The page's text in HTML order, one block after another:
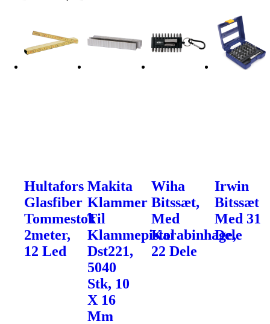
Hultafors
Glasfiber
Tommestok
2meter,
12 Led
Makita
Klammer
Til
Klammepistol
Dst221,
5040
Stk, 10
X 16
Mm
Wiha
Bitssæt,
Med
Karabinhage,
22 Dele
Irwin
Bitssæt
Med 31
Dele